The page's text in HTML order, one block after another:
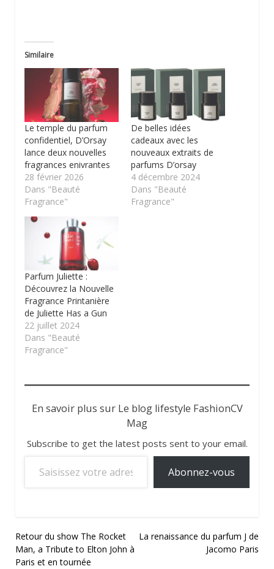
Similaire
Le temple du parfum
confidentiel, D’Orsay
lance deux nouvelles
fragrances enivrantes
28 février 2026
Dans "Beauté
Fragrance"
De belles idées
cadeaux avec les
nouveaux extraits de
parfums D’orsay
4 décembre 2024
Dans "Beauté
Fragrance"
Parfum Juliette :
Découvrez la Nouvelle
Fragrance Printanière
de Juliette Has a Gun
22 juillet 2024
Dans "Beauté
Fragrance"
En savoir plus sur Le blog lifestyle FashionCV
Mag
Subscribe to get the latest posts sent to your email.
Abonnez-vous
Navigation
de
Retour du show The Rocket
Man, a Tribute to Elton John à
Paris et en tournée
La renaissance du parfum J de
Jacomo Paris